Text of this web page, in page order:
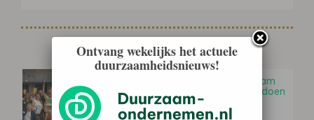
Gerelateerd nieuws
Koplopersymposium Ede: Duurzaam
ondernemen begint gewoon met doen
Ontvang wekelijks het actuele
duurzaamheidsnieuws!